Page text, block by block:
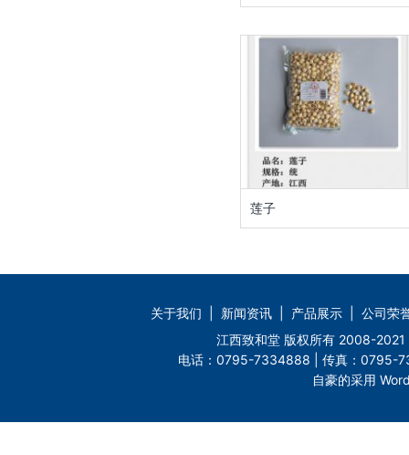
莲子
关于我们 新闻资讯 产品展示
公司荣
江西致和堂 版权所有 2008-
电话：0795-7334888 | 传真：0795-
自豪的采用